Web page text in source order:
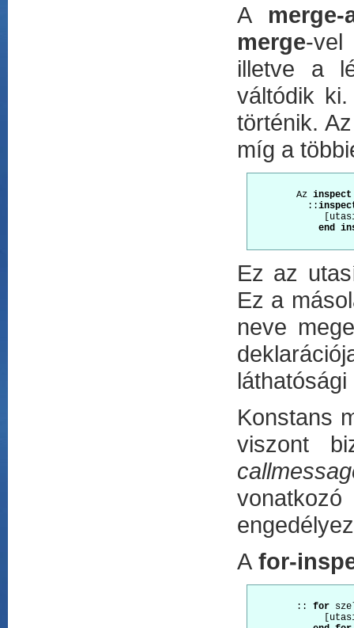
A merge-
merge-vel
illetve a
váltódik
történik.
míg a
        Az
inspect
          ::
end
Ez az
Ez a
neve
Konstans
viszont
A for-
        ::
for